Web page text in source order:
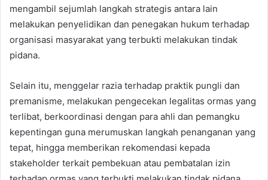
mengambil sejumlah langkah strategis antara lain
melakukan penyelidikan dan penegakan hukum terhadap
organisasi masyarakat yang terbukti melakukan tindak
pidana.
Selain itu, menggelar razia terhadap praktik pungli dan
premanisme, melakukan pengecekan legalitas ormas yang
terlibat, berkoordinasi dengan para ahli dan pemangku
kepentingan guna merumuskan langkah penanganan yang
tepat, hingga memberikan rekomendasi kepada
stakeholder terkait pembekuan atau pembatalan izin